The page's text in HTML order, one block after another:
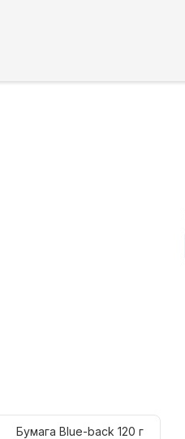
Бумага Blue-back 120 г